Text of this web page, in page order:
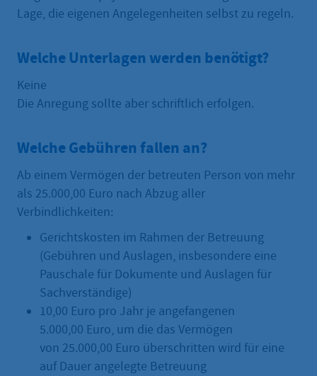
Lage, die eigenen Angelegenheiten selbst zu regeln.
Welche Unterlagen werden benötigt?
Keine
Die Anregung sollte aber schriftlich erfolgen.
Welche Gebühren fallen an?
Ab einem Vermögen der betreuten Person von mehr
als 25.000,00 Euro nach Abzug aller
Verbindlichkeiten:
Gerichtskosten im Rahmen der Betreuung
(Gebühren und Auslagen, insbesondere eine
Pauschale für Dokumente und Auslagen für
Sachverständige)
10,00 Euro pro Jahr je angefangenen
5.000,00 Euro, um die das Vermögen
von 25.000,00 Euro überschritten wird für eine
auf Dauer angelegte Betreuung